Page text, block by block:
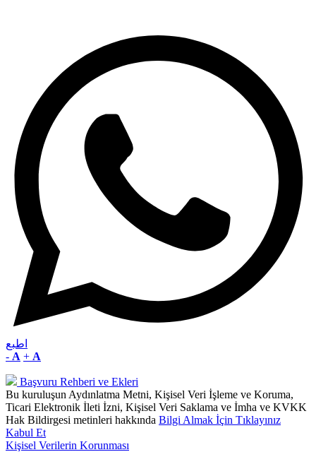
اطبع
- A + A
Başvuru Rehberi ve Ekleri
Bu kuruluşun Aydınlatma Metni, Kişisel Veri İşleme ve Koruma,
Ticari Elektronik İleti İzni, Kişisel Veri Saklama ve İmha ve KVKK
Hak Bildirgesi metinleri hakkında Bilgi Almak İçin Tıklayınız
Kabul Et
Kişisel Verilerin Korunması